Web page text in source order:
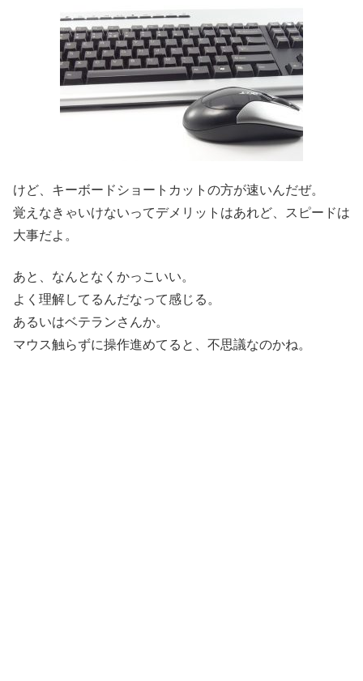
けど、キーボードショートカットの方が速いんだぜ。
覚えなきゃいけないってデメリットはあれど、スピードは
大事だよ。
あと、なんとなくかっこいい。
よく理解してるんだなって感じる。
あるいはベテランさんか。
マウス触らずに操作進めてると、不思議なのかね。